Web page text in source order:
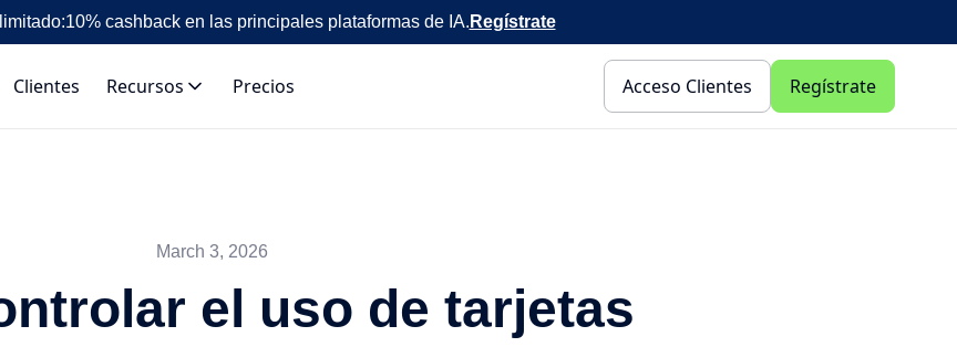
10% cashback en las principales plataformas de IA. Regístrate
Clientes Recursos Precios Acceso Clientes Regístrate
March 3, 2026
el uso de tarjetas